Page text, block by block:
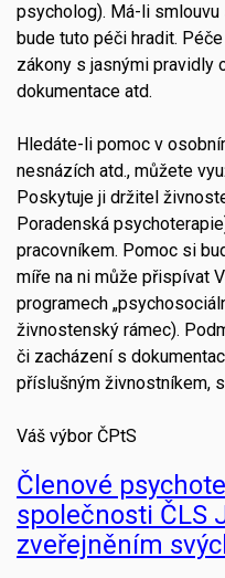
psycholog). Má-li
bude tuto péči hradit.
zákony s jasnými pravidly
dokumentace atd.
Hledáte-li pomoc v
nesnázích atd., můžete
Poskytuje ji držitel
Poradenská
pracovníkem. Pomoc si
míře na ni může přispívat
programech
živnostenský rámec).
či zacházení s
příslušným živnostníkem,
Váš výbor ČPtS
Členové
společnosti ČLS
zveřejněním